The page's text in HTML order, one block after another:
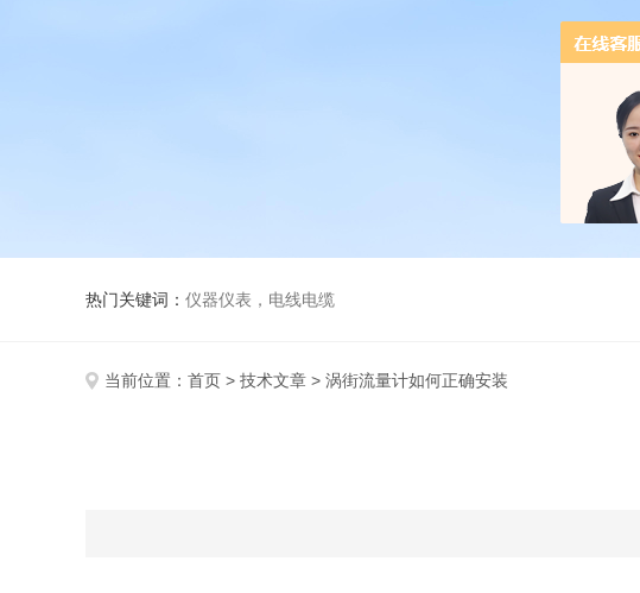
热门关键词： 仪器仪表，电线电缆
当前位置： 首页 > 技术文章 > 涡街流量计如何正确安装